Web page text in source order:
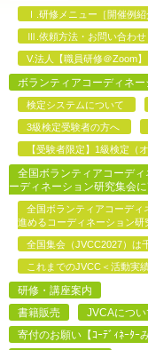
Ⅰ.研修メニュー［開催例紹
Ⅲ.依頼方法・お問い合わせ
V.法人【職員研修＠Zoom】
ボランティアコーディネー
検定システムについて
3級検定受験者の方へ
【受験者限定】1級検定（
全国ボランティアコーデ
ーディネーション研究集会に
全国ボランティアコーディ
進めるコーディネーション研
全国集会（JVCC2027）は
これまでのJVCC＜活動実
研修・講座案内
書籍販売
JVCAについ
寄付のお願い【ｺｰﾃﾞｨﾈｰﾀｰ